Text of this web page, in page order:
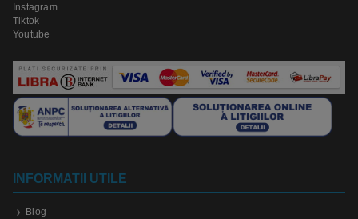
Instagram
Tiktok
Youtube
INFORMATII UTILE
Blog